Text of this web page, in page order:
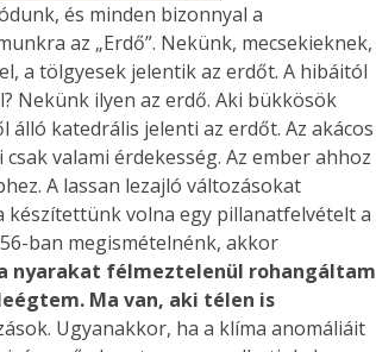
és minden bizonnyal a
az „Erdő”. Nekünk, mecsekieknek,
a tölgyesek jelentik az erdőt. A hibáitól
Nekünk ilyen az erdő. Aki bükkösök
katedrális jelenti az erdőt. Az akácos
valami érdekesség. Az ember ahhoz
A lassan lezajló változásokat
volna egy pillanatfelvételt a
ban megismételnénk, akkor
nyarakat félmeztelenül rohangáltam
Ma van, aki télen is
Ugyanakkor, ha a klíma anomáliáit